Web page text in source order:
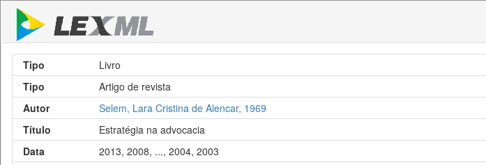
Tipo
Livro
Tipo
Artigo de revista
Autor
Selem, Lara Cristina de Alencar, 1969
Título
Estratégia na advocacia
Data
2013, 2008, ..., 2004, 2003